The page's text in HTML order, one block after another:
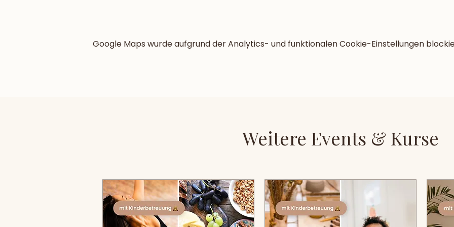
Google Maps wurde aufgrund der Analytics- und funktionalen Cookie-Einstellungen
Weitere Events & Kurse